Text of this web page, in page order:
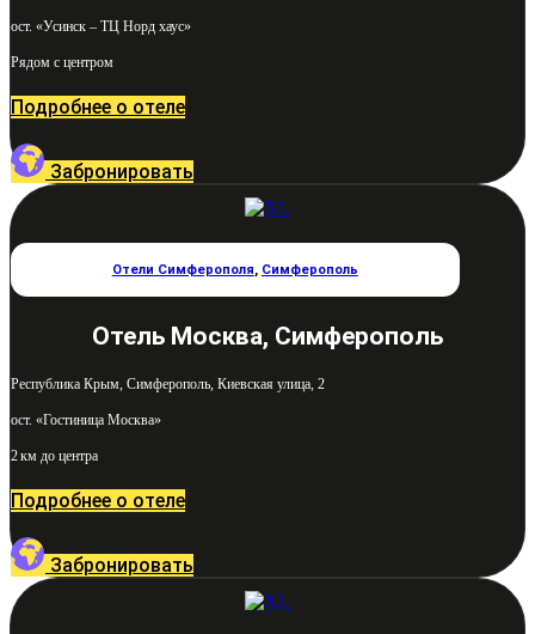
ост. «Усинск – ТЦ Норд хаус»
Рядом с центром
Подробнее о отеле
Забронировать
Отели Симферополя, Симферополь
Отель Москва, Симферополь
Республика Крым, Симферополь, Киевская улица, 2
ост. «Гостиница Москва»
2 км до центра
Подробнее о отеле
Забронировать